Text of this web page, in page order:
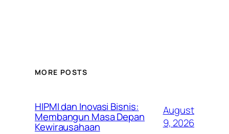
MORE POSTS
HIPMI dan Inovasi Bisnis:
Membangun Masa Depan
Kewirausahaan
August
9, 2026